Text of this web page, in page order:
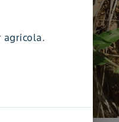
agrícola.